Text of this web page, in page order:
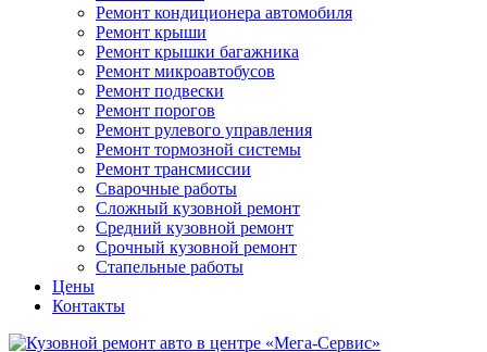
Ремонт кондиционера автомобиля
Ремонт крыши
Ремонт крышки багажника
Ремонт микроавтобусов
Ремонт подвески
Ремонт порогов
Ремонт рулевого управления
Ремонт тормозной системы
Ремонт трансмиссии
Сварочные работы
Сложный кузовной ремонт
Средний кузовной ремонт
Срочный кузовной ремонт
Стапельные работы
Цены
Контакты